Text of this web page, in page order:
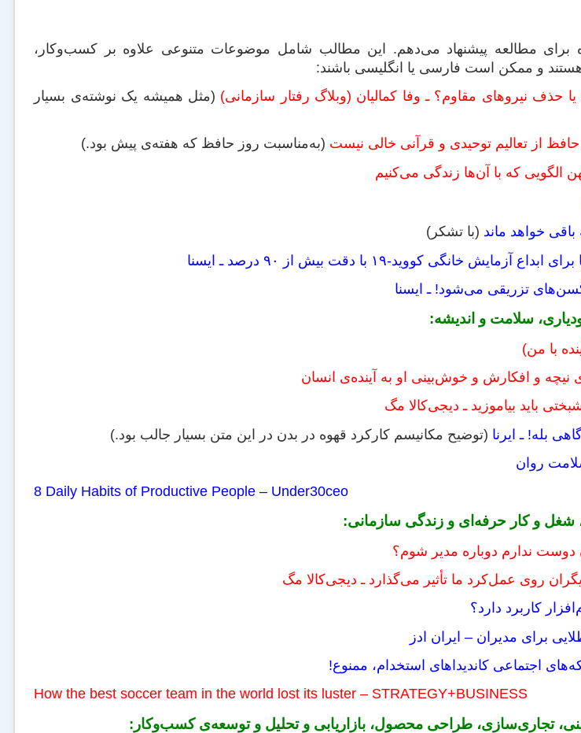
مطالعه پیشنهاد می‌دهم. این مطالب شامل موضوعات متنوعی علاوه بر کسب‌وکار،
و ممکن است فارسی یا انگلیسی باشند:
حذف نیروهای مقاوم؟ ـ وفا کمالیان (وبلاگ رفتار سازمانی) (مثل همیشه یک نوشته‌ی بسیار
از تعالیم توحیدی و قرآنی خالی نیست (به‌مناسبت روز حافظ که هفته‌ی پیش بود.)
الگویی که با آن‌ها زندگی می‌کنیم
خواهد ماند (با تشکر)
خانگی کووید-۱۹ با دقت بیش از ۹۰ درصد ـ ایسنا
تزریقی می‌شود! ـ ایسنا
سلامت و اندیشه:
با من)
نیچه و افکارش و خوش‌بینی او به آینده‌ی انسان
بله! ـ ایرنا (توضیح مکانیسم کارکرد قهوه در بدن در این متن بسیار جالب بود.)
8 Daily Habits of Productive People – Under30ceo
شغل و کار حرفه‌ای و زندگی سازمانی:
دوست ندارم دوباره مدیر شوم؟
روی عمل‌کرد ما تأثیر می‌گذارد ـ دیجی‌کالا مگ
کاربرد دارد؟
برای مدیران – ایران ادز
اجتماعی کاندیداهای استخدام، ممنوع!
How the best soccer team in the world lost its luster – STRATEGY+BUSINESS
تجاری‌سازی، طراحی محصول، بازاریابی و تحلیل و توسعه‌ی کسب‌وکار: